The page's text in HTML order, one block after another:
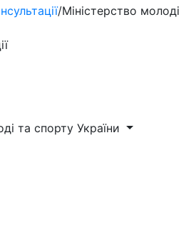
/Міністерство молоді
та спорту України